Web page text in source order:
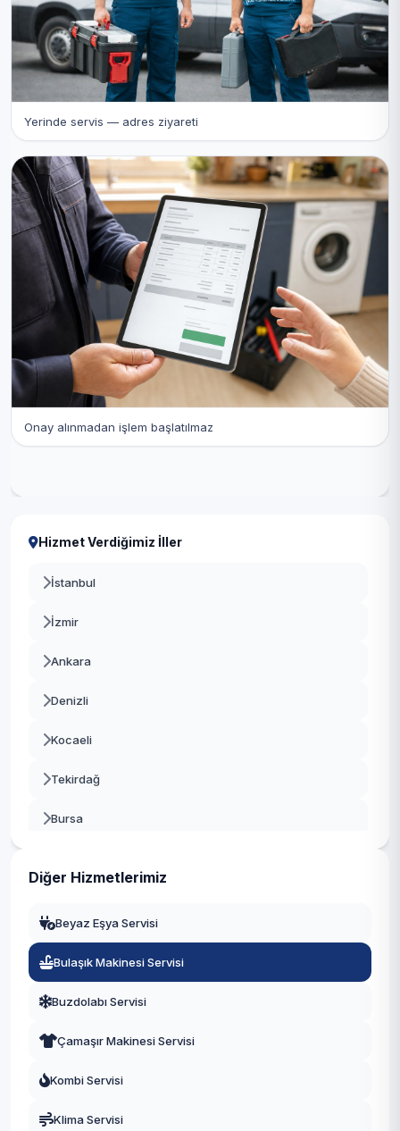
Yerinde servis — adres ziyareti
Onay alınmadan işlem başlatılmaz
Hizmet Verdiğimiz İller
İstanbul
İzmir
Ankara
Denizli
Kocaeli
Tekirdağ
Bursa
Diğer Hizmetlerimiz
Beyaz Eşya Servisi
Bulaşık Makinesi Servisi
Buzdolabı Servisi
Çamaşır Makinesi Servisi
Kombi Servisi
Klima Servisi